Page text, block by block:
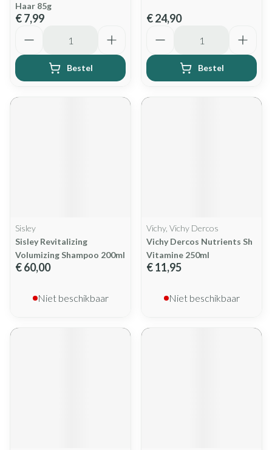
Haar 85g
€ 7,99
Bestel
€ 24,90
Bestel
Sisley
Sisley Revitalizing
Volumizing Shampoo 200ml
€ 60,00
Niet beschikbaar
Vichy, Vichy Dercos
Vichy Dercos Nutrients Sh
Vitamine 250ml
€ 11,95
Niet beschikbaar